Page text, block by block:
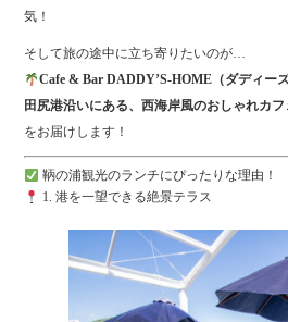
気！
そして旅の途中に立ち寄りたいのが…
Cafe & Bar DADDY’S-HOME（ダディーズ
田尻港沿いにある、西海岸風のおしゃれカ
をお届けします！
鞆の浦観光のランチにぴったりな理由！
1. 港を一望できる絶景テラス